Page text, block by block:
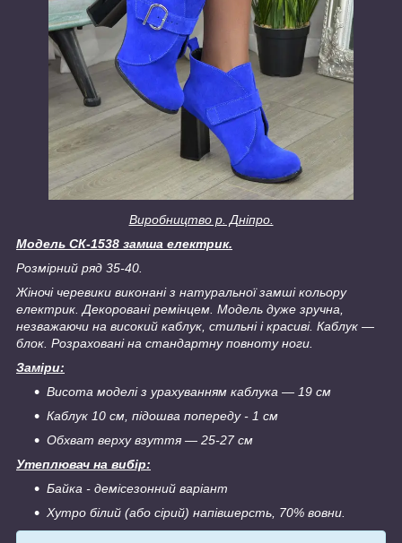
Виробництво р. Дніпро.
Модель СК-1538 замша електрик.
Розмірний ряд 35-40.
Жіночі черевики виконані з натуральної замші кольору
електрик. Декоровані ремінцем. Модель дуже зручна,
незважаючи на високий каблук, стильні і красиві. Каблук ―
блок. Розраховані на стандартну повноту ноги.
Заміри:
Висота моделі з урахуванням каблука ― 19 см
Каблук 10 см, підошва попереду - 1 см
Обхват верху взуття ― 25-27 см
Утеплювач на вибір:
Байка - демісезонний варіант
Хутро білий (або сірий) напівшерсть, 70% вовни.